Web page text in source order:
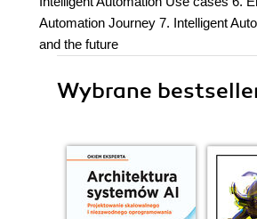
Automation Journey 7. Intelligent
and the future
Wybrane